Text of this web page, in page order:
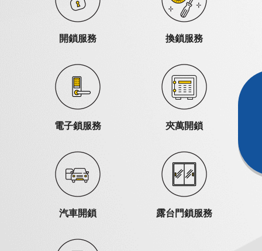
開鎖服務 換鎖服務
電子鎖服務 夾萬開鎖
汽車開鎖 露台門鎖服務